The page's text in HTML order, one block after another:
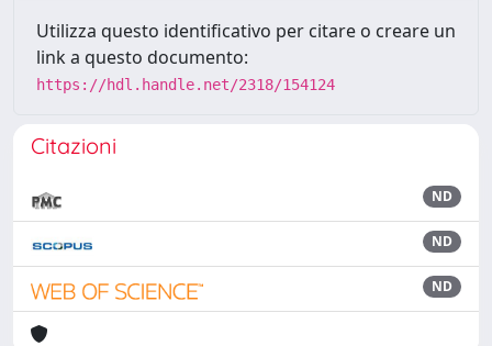
Utilizza questo identificativo per citare o creare un
link a questo documento:
https://hdl.handle.net/2318/154124
Citazioni
ND
ND
ND